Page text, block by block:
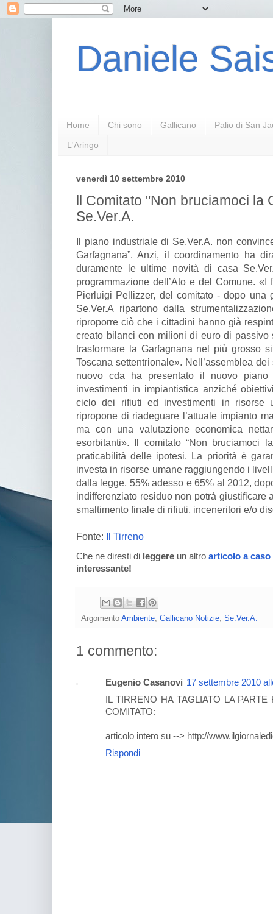
Daniele
Home Chi sono Gallicano Palio di San
L'Aringo
venerdì 10 settembre 2010
ll Comitato "Non bruciamoci la
Se.Ver.A.
Il piano industriale di Se.Ver.A. non
Garfagnana”. Anzi, il coordinamento ha
duramente le ultime novità di casa
programmazione dell’Ato e del Comune.
Pierluigi Pellizzer, del comitato - dopo una
Se.Ver.A ripartono dalla
riproporre ciò che i cittadini hanno già
creato bilanci con milioni di euro di passivo
trasformare la Garfagnana nel più grosso
Toscana settentrionale». Nell’assemblea
nuovo cda ha presentato il nuovo piano
investimenti in impiantistica anziché
ciclo dei rifiuti ed investimenti in risorse
ripropone di riadeguare l’attuale impianto
ma con una valutazione economica
esorbitanti». Il comitato “Non bruciamoci
praticabilità delle ipotesi. La priorità è
investa in risorse umane raggiungendo i
dalla legge, 55% adesso e 65% al 2012,
indifferenziato residuo non potrà giustificare
smaltimento finale di rifiuti, inceneritori e/o
Fonte: Il Tirreno
Che ne diresti di leggere un altro articolo a caso
interessante!
Argomento Ambiente Gallicano Notizie Se.Ver.A.
1 commento:
Eugenio Casanovi 17 settembre 2010
IL TIRRENO HA TAGLIATO LA
COMITATO:
articolo intero su --> http://
Rispondi